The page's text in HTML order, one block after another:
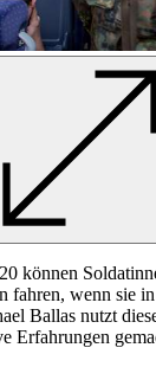
können
fahren, wenn sie
Ballas nutzt
Erfahrungen